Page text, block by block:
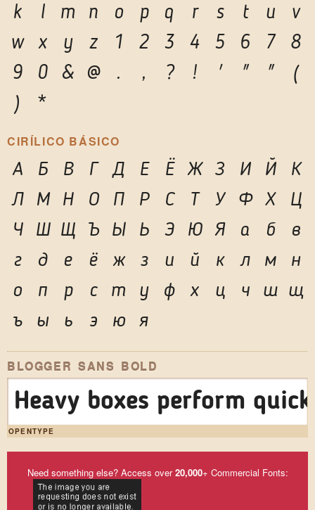
k
l m n o p q r s t u
v
w
x y z 1 2 3 4 5 6 7
8
9
0 & @ . , ? ! ' " "
(
)
*
CIRÍLICO BÁSICO
А Б В Г Д Е Ё Ж З И Й
К
Л
М Н О П Р С Т У Ф Х
Ц
Ч
Ш Щ Ъ Ы Ь Э Ю Я а б
в
г
д е ё ж з и й к л м
н
о
п р с т у ф х ц ч ш щ
ъ
ы ь э ю я
BLOGGER SANS BOLD
Heavy boxes perform
OPENTYPE
Need something else? Access over20,000+ Commercial Fonts: